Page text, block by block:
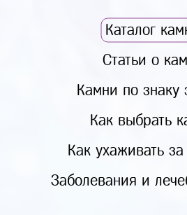
Каталог
Статьи о
Камни по знаку
Как выбрать
Как ухаживать
Заболевания и